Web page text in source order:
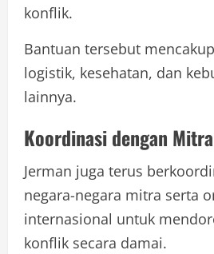
konflik.
Bantuan tersebut
logistik, kesehatan, dan
lainnya.
Koordinasi dengan
Jerman juga terus
negara-negara mitra serta
internasional untuk
konflik secara damai.